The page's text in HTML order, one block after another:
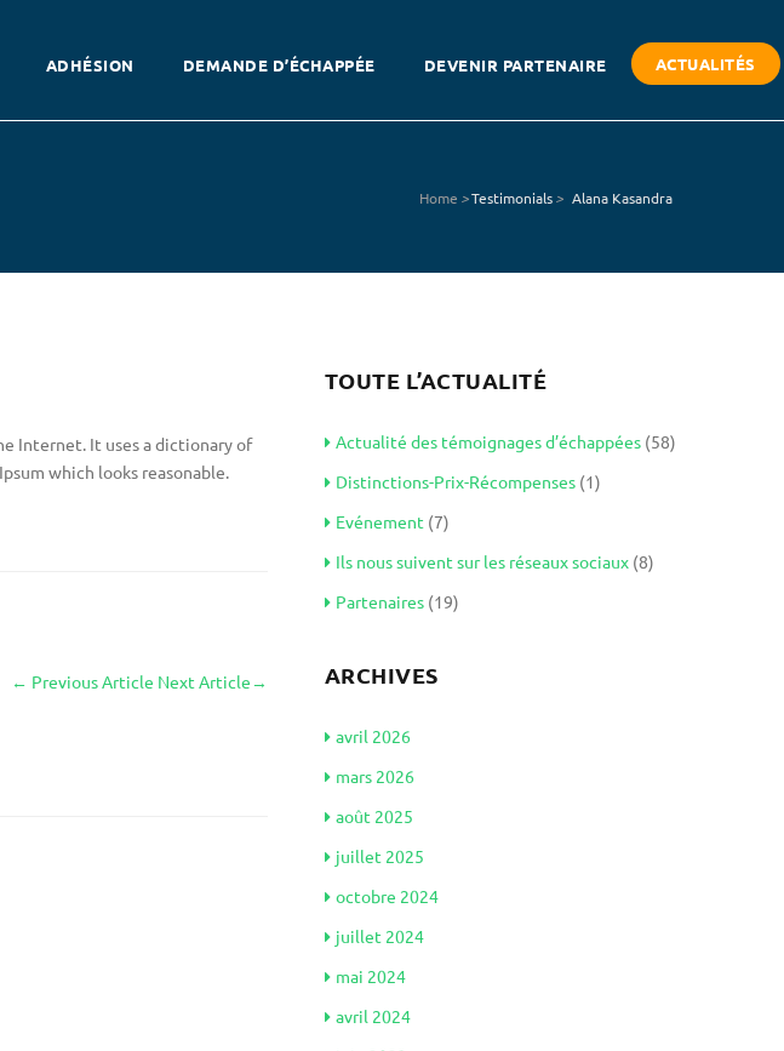
ADHÉSION DEMANDE D’ÉCHAPPÉE DEVENIR PARTENAIRE ACTUALITÉS
Home >Testimonials> Alana Kasandra
Internet. It uses a dictionary of
which looks reasonable.
← Previous Article Next Article→
TOUTE L’ACTUALITÉ
Actualité des témoignages d’échappées(58)
Distinctions-Prix-Récompenses(1)
Evénement (7)
Ils nous suivent sur les réseaux sociaux(8)
Partenaires(19)
ARCHIVES
avril 2026
mars 2026
août 2025
juillet 2025
octobre 2024
juillet 2024
mai 2024
avril 2024